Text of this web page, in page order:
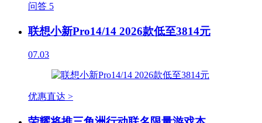
问答 5
联想小新Pro14/14 2026款低至3814元
07.03
优惠直达 >